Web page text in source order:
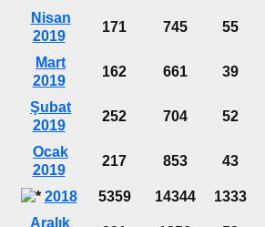
Nisan
2019
171 745 55
Mart
2019
162 661 39
Şubat
2019
252 704 52
Ocak
2019
217 853 43
2018 5359 14344 1333
Aralık